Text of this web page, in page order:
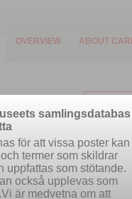
OVERVIEW ABOUT
Advanced search
samlingsdatabas
för att vissa poster kan
termer som skildrar
uppfattas som stötande.
också upplevas som
är medvetna om att